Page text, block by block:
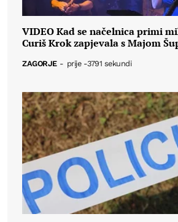
VIDEO Kad se načelnica primi
Curiš Krok zapjevala s Majom
ZAGORJE - prije -3791 sekundi